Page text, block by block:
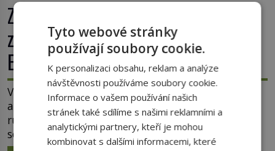
Ztracené knihy Rudolfa II.: Kam
zmizela nejzáhadnější knihovna
Evropy?
V komnatách Pražského hradu se třpytí křišťály,
astronomické přístroje i podivné alchymistické
rukopisy. Císař Rudolf II. shromažďuje vše, co
souvisí s tajemstvím přírody, hvězd i lidského
poznání. Jenže po jeho smrti se jeho slavné sbírky
Tyto webové stránky
používají soubory cookie.
K personalizaci obsahu, reklam a analýze
návštěvnosti používáme soubory cookie.
Informace o vašem používání našich
stránek také sdílíme s našimi reklamními a
analytickými partnery, kteří je mohou
kombinovat s dalšími informacemi, které